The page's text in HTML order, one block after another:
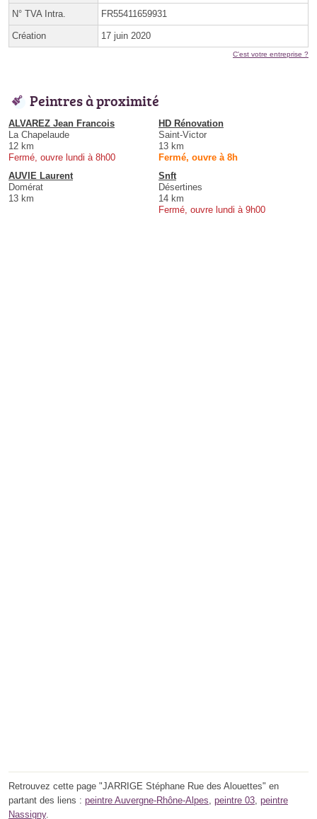
N° TVA Intra. FR55411659931
Création 17 juin 2020
C'est votre entreprise ?
Peintres à proximité
ALVAREZ Jean Francois
La Chapelaude
12 km
Fermé, ouvre lundi à 8h00
HD Rénovation
Saint-Victor
13 km
Fermé, ouvre à 8h
AUVIE Laurent
Domérat
13 km
Snft
Désertines
14 km
Fermé, ouvre lundi à 9h00
Retrouvez cette page "JARRIGE Stéphane Rue des Alouettes" en
partant des liens : peintre Auvergne-Rhône-Alpes peintre 03 peintre
Nassigny.